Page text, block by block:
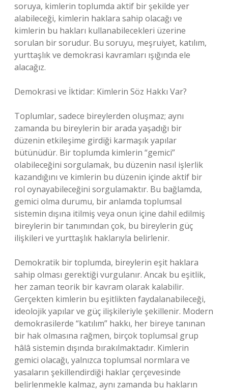
soruya, kimlerin toplumda aktif bir şekilde yer
alabileceği, kimlerin haklara sahip olacağı ve
kimlerin bu hakları kullanabilecekleri üzerine
sorulan bir sorudur. Bu soruyu, meşruiyet, katılım,
yurttaşlık ve demokrasi kavramları ışığında ele
alacağız.
Demokrasi ve İktidar: Kimlerin Söz Hakkı Var?
Toplumlar, sadece bireylerden oluşmaz; aynı
zamanda bu bireylerin bir arada yaşadığı bir
düzenin etkileşime girdiği karmaşık yapılar
bütünüdür. Bir toplumda kimlerin “gemici”
olabileceğini sorgulamak, bu düzenin nasıl işlerlik
kazandığını ve kimlerin bu düzenin içinde aktif bir
rol oynayabileceğini sorgulamaktır. Bu bağlamda,
gemici olma durumu, bir anlamda toplumsal
sistemin dışına itilmiş veya onun içine dahil edilmiş
bireylerin bir tanımından çok, bu bireylerin güç
ilişkileri ve yurttaşlık haklarıyla belirlenir.
Demokratik bir toplumda, bireylerin eşit haklara
sahip olması gerektiği vurgulanır. Ancak bu eşitlik,
her zaman teorik bir kavram olarak kalabilir.
Gerçekten kimlerin bu eşitlikten faydalanabileceği,
ideolojik yapılar ve güç ilişkileriyle şekillenir. Modern
demokrasilerde “katılım” hakkı, her bireye tanınan
bir hak olmasına rağmen, birçok toplumsal grup
hâlâ sistemin dışında bırakılmaktadır. Kimlerin
gemici olacağı, yalnızca toplumsal normlara ve
yasaların şekillendirdiği haklar çerçevesinde
belirlenmekle kalmaz, aynı zamanda bu hakların